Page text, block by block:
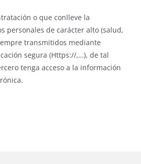
o que conlleve la
personales de carácter alto (salud,
transmitidos mediante
segura (Https://,…), de tal
tenga acceso a la información